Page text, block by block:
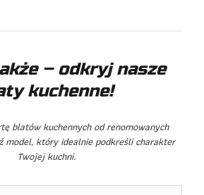
– odkryj nasze
kuchenne!
blatów kuchennych od renomowanych
model, który idealnie podkreśli charakter
Twojej kuchni.